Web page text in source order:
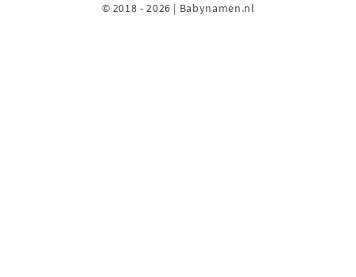
© 2018 - 2026 | Babynamen.nl